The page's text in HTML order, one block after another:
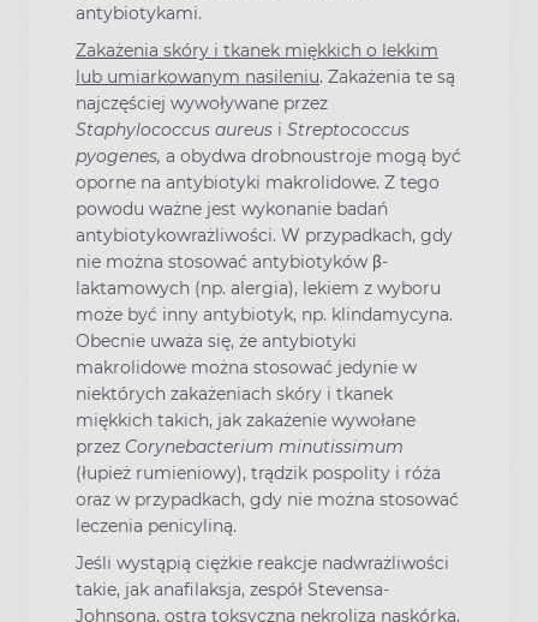
antybiotykami.
Zakażenia skóry i tkanek miękkich o lekkim
lub umiarkowanym nasileniu. Zakażenia te są
najczęściej wywoływane przez
Staphylococcus aureus i Streptococcus
pyogenes, a obydwa drobnoustroje mogą być
oporne na antybiotyki makrolidowe. Z tego
powodu ważne jest wykonanie badań
antybiotykowrażliwości. W przypadkach, gdy
nie można stosować antybiotyków β-
laktamowych (np. alergia), lekiem z wyboru
może być inny antybiotyk, np. klindamycyna.
Obecnie uważa się, że antybiotyki
makrolidowe można stosować jedynie w
niektórych zakażeniach skóry i tkanek
miękkich takich, jak zakażenie wywołane
przez Corynebacterium minutissimum
(łupież rumieniowy), trądzik pospolity i róża
oraz w przypadkach, gdy nie można stosować
leczenia penicyliną.
Jeśli wystąpią ciężkie reakcje nadwrażliwości
takie, jak anafilaksja, zespół Stevensa-
Johnsona, ostra toksyczna nekroliza naskórka,